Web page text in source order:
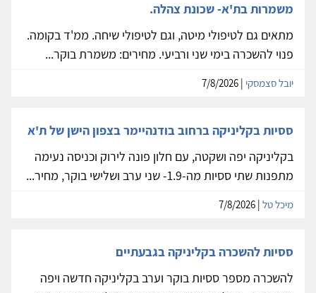
משמרות בת'א- שכונת צהלה.
מתאים גם לטיפולי מיטה, וגם לטיפולי שיחה. ממ'ד בקומה.
פנוי להשכרה בימי שני ורביעי. מחירים: משמרת בוקר...
יובל סצמסקי
ססיות בקליניקה ברחוב בודנהיימר בצפון הישן של ת'א
בקליניקה יפה ושקטה, עם חלון פונה לירוק וכניסה נעימה
מתפנות שתי ססיות מה-1.9- שני ערב ושלישי בוקר, מחיר...
מיכל טל
ססיות להשכרה בקליניקה בגבעתיים
להשכרה מספר ססיות בוקר וערב בקליניקה חדשה ויפה